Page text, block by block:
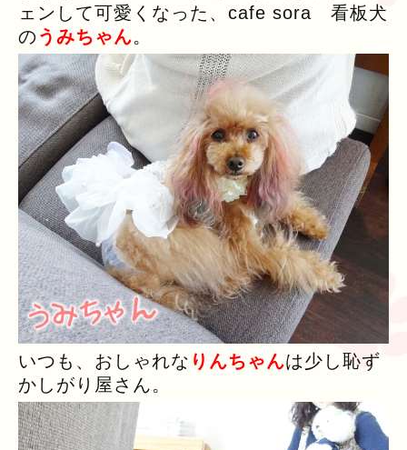
ェンして可愛くなった、cafe sora 看板犬
の うみちゃん。
いつも、おしゃれな りんちゃんは少し恥ず
かしがり屋さん。